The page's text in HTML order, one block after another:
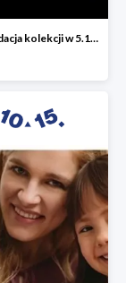
Wielka likwidacja kolekcji w 5.10.15 do -70%